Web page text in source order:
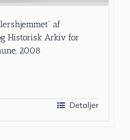
af
Historisk Arkiv for
2008
Detaljer